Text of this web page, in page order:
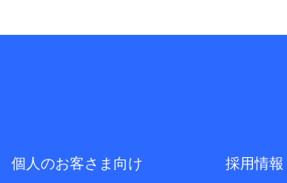
個人のお客さま向け 採用情報